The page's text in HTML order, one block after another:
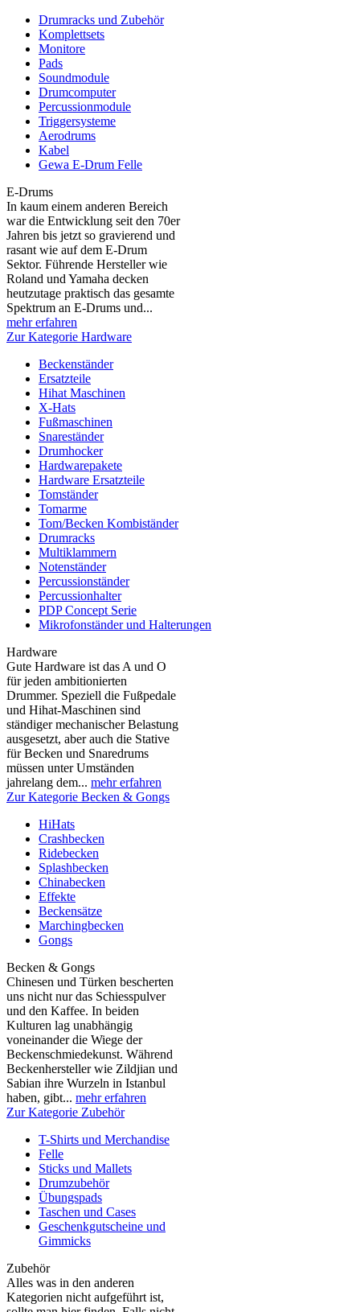
Drumracks und Zubehör
Komplettsets
Monitore
Pads
Soundmodule
Drumcomputer
Percussionmodule
Triggersysteme
Aerodrums
Kabel
Gewa E-Drum Felle
E-Drums
In kaum einem anderen Bereich
war die Entwicklung seit den 70er
Jahren bis jetzt so gravierend und
rasant wie auf dem E-Drum
Sektor. Führende Hersteller wie
Roland und Yamaha decken
heutzutage praktisch das gesamte
Spektrum an E-Drums und...
mehr erfahren
Zur Kategorie Hardware
Beckenständer
Ersatzteile
Hihat Maschinen
X-Hats
Fußmaschinen
Snareständer
Drumhocker
Hardwarepakete
Hardware Ersatzteile
Tomständer
Tomarme
Tom/Becken Kombiständer
Drumracks
Multiklammern
Notenständer
Percussionständer
Percussionhalter
PDP Concept Serie
Mikrofonständer und Halterungen
Hardware
Gute Hardware ist das A und O
für jeden ambitionierten
Drummer. Speziell die Fußpedale
und Hihat-Maschinen sind
ständiger mechanischer Belastung
ausgesetzt, aber auch die Stative
für Becken und Snaredrums
müssen unter Umständen
jahrelang dem... mehr erfahren
Zur Kategorie Becken & Gongs
HiHats
Crashbecken
Ridebecken
Splashbecken
Chinabecken
Effekte
Beckensätze
Marchingbecken
Gongs
Becken & Gongs
Chinesen und Türken bescherten
uns nicht nur das Schiesspulver
und den Kaffee. In beiden
Kulturen lag unabhängig
voneinander die Wiege der
Beckenschmiedekunst. Während
Beckenhersteller wie Zildjian und
Sabian ihre Wurzeln in Istanbul
haben, gibt... mehr erfahren
Zur Kategorie Zubehör
T-Shirts und Merchandise
Felle
Sticks und Mallets
Drumzubehör
Übungspads
Taschen und Cases
Geschenkgutscheine und
Gimmicks
Zubehör
Alles was in den anderen
Kategorien nicht aufgeführt ist,